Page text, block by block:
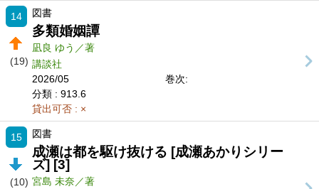
14
(19)
図書
多類婚姻譚
凪良 ゆう／著
講談社
2026/05
巻次:
分類 : 913.6
貸出可否 : ×
15
(10)
図書
成瀬は都を駆け抜ける [成瀬あかりシリー
ズ] [3]
宮島 未奈／著